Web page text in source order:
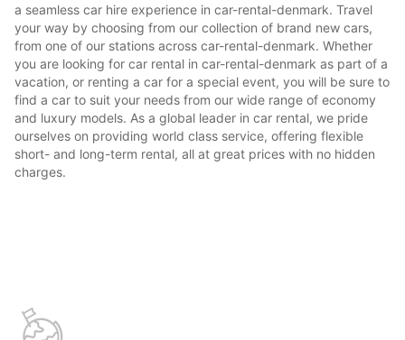
a seamless car hire experience in car-rental-denmark. Travel
your way by choosing from our collection of brand new cars,
from one of our stations across car-rental-denmark. Whether
you are looking for car rental in car-rental-denmark as part of a
vacation, or renting a car for a special event, you will be sure to
find a car to suit your needs from our wide range of economy
and luxury models. As a global leader in car rental, we pride
ourselves on providing world class service, offering flexible
short- and long-term rental, all at great prices with no hidden
charges.